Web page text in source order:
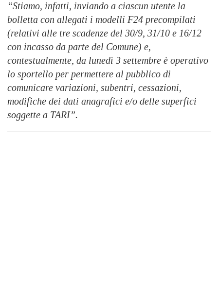
“Stiamo, infatti, inviando a ciascun utente la
bolletta con allegati i modelli F24 precompilati
(relativi alle tre scadenze del 30/9, 31/10 e 16/12
con incasso da parte del Comune) e,
contestualmente, da lunedì 3 settembre è operativo
lo sportello per permettere al pubblico di
comunicare variazioni, subentri, cessazioni,
modifiche dei dati anagrafici e/o delle superfici
soggette a TARI”.